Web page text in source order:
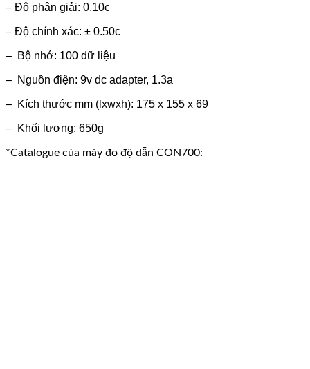
– Độ phân giải: 0.10c
– Độ chính xác: ± 0.50c
– Bộ nhớ: 100 dữ liệu
– Nguồn điện: 9v dc adapter, 1.3a
– Kích thước mm (lxwxh): 175 x 155 x 69
– Khối lượng: 650g
*Catalogue của máy đo độ dẫn CON700: